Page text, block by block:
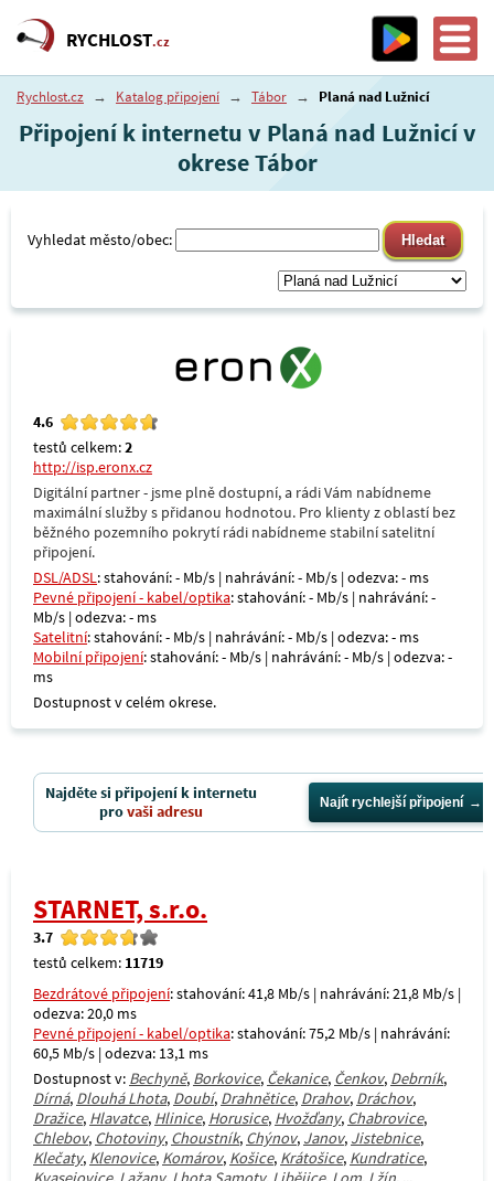
RYCHLOST.cz
Rychlost.cz → Katalog připojení → Tábor → Planá nad Lužnicí
Připojení k internetu v Planá nad Lužnicí v
okrese Tábor
Vyhledat město/obec:
4.6
testů celkem:2
http://isp.eronx.cz
Digitální partner - jsme plně dostupní, a rádi Vám nabídneme
maximální služby s přidanou hodnotou. Pro klienty z oblastí bez
běžného pozemního pokrytí rádi nabídneme stabilní satelitní
připojení.
DSL/ADSL: stahování: - Mb/s | nahrávání: - Mb/s | odezva: - ms
Pevné připojení - kabel/optika: stahování: - Mb/s | nahrávání: -
Mb/s | odezva: - ms
Satelitní: stahování: - Mb/s | nahrávání: - Mb/s | odezva: - ms
Mobilní připojení: stahování: - Mb/s | nahrávání: - Mb/s | odezva: -
ms
Dostupnost v celém okrese.
Najděte si připojení k internetu
provaši adresu Najít rychlejší připojení
STARNET, s.r.o.
3.7
testů celkem: 11719
Bezdrátové připojení: stahování: 41,8 Mb/s | nahrávání: 21,8 Mb/s |
odezva: 20,0 ms
Pevné připojení - kabel/optika: stahování: 75,2 Mb/s | nahrávání:
60,5 Mb/s | odezva: 13,1 ms
Dostupnost v: Bechyně, Borkovice, Čekanice, Čenkov, Debrník,
Dírná, Dlouhá Lhota, Doubí, Drahnětice, Drahov, Dráchov,
Dražice, Hlavatce, Hlinice, Horusice, Hvožďany, Chabrovice,
Chlebov, Chotoviny, Choustník, Chýnov, Janov, Jistebnice,
Klečaty, Klenovice, Komárov, Košice, Krátošice, Kundratice,